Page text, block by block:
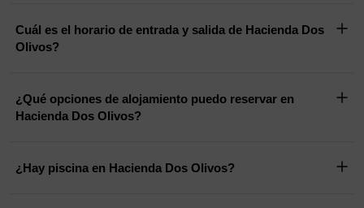
Cuál es el horario de entrada y salida de Hacienda Dos
Olivos?
¿Qué opciones de alojamiento puedo reservar en
Hacienda Dos Olivos?
¿Hay piscina en Hacienda Dos Olivos?